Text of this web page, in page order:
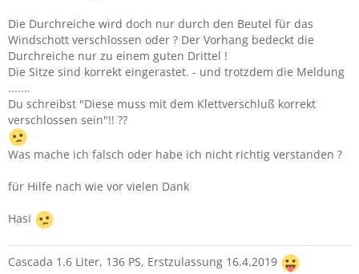
Die Durchreiche wird doch nur durch den Beutel für das
Windschott verschlossen oder ? Der Vorhang bedeckt die
Durchreiche nur zu einem guten Drittel !
Die Sitze sind korrekt eingerastet. - und trotzdem die Meldung
.......
Du schreibst "Diese muss mit dem Klettverschluß korrekt
verschlossen sein"!! ??
Was mache ich falsch oder habe ich nicht richtig verstanden ?
für Hilfe nach wie vor vielen Dank
Hasi
Cascada 1.6 Liter, 136 PS, Erstzulassung 16.4.2019